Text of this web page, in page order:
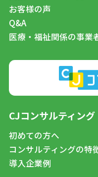
お客様の声
Q&A
医療・福祉関係の事業
CJコンサルティング
初めての方へ
コンサルティングの特
導入企業例